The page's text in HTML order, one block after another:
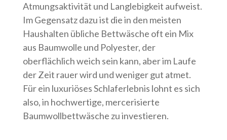
Atmungsaktivität und Langlebigkeit aufweist.
Im Gegensatz dazu ist die in den meisten
Haushalten übliche Bettwäsche oft ein Mix
aus Baumwolle und Polyester, der
oberflächlich weich sein kann, aber im Laufe
der Zeit rauer wird und weniger gut atmet.
Für ein luxuriöses Schlaferlebnis lohnt es sich
also, in hochwertige, mercerisierte
Baumwollbettwäsche zu investieren.